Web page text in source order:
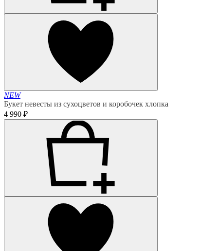
NEW
Букет невесты из сухоцветов и коробочек хлопка
4 990 ₽